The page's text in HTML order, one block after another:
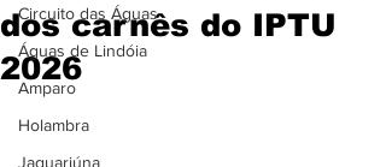
Circuito das Águas
Águas de Lindóia
Amparo
Holambra
Jaguariúna
dos carnês do IPTU
2026